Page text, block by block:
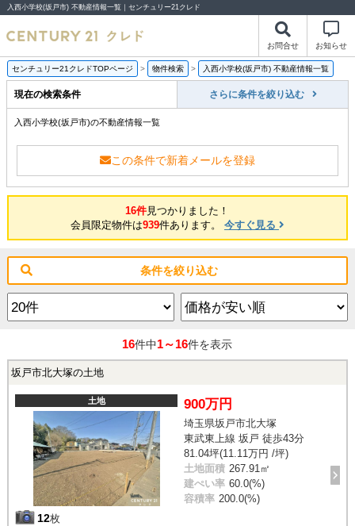
入西小学校(坂戸市) 不動産情報一覧｜センチュリー21クレド
お問合せ お知らせ
センチュリー21クレドTOPページ > 物件検索 > 入西小学校(坂戸市) 不動産情報一覧
現在の検索条件 さらに条件を絞り込む
入西小学校(坂戸市)の不動産情報一覧
この条件で新着メールを登録
16件見つかりました！
会員限定物件は939件あります。 今すぐ見る
条件を絞り込む
16件中1～16件を表示
坂戸市北大塚の土地
土地
12枚
900万円
埼玉県坂戸市北大塚
東武東上線 坂戸 徒歩43分
81.04坪(11.11万円 /坪)
土地面積 267.91㎡
建ぺい率 60.0(%)
容積率 200.0(%)